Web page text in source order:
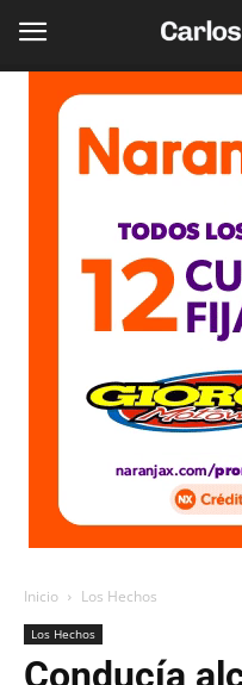
Inicio Los Hechos
Los Hechos
Conducía